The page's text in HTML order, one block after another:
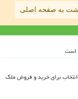
به صفحه اصلی
انتخاب برای خرید و فروش ملک